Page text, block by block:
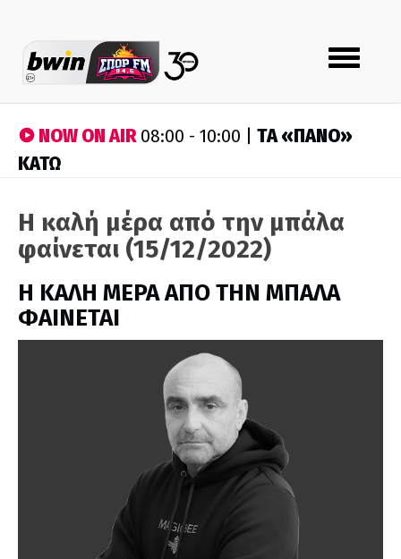
Toggle
navigation
NOW ON AIR08:00 - 10:00 | ΤA «ΠΑΝΟ»
ΚΑΤΩ
Η καλή μέρα από την μπάλα
φαίνεται (15/12/2022)
H ΚΑΛΗ ΜΕΡΑ ΑΠΟ ΤΗΝ ΜΠΑΛΑ
ΦΑΙΝΕΤΑΙ